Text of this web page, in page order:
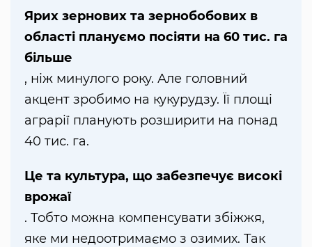
Ярих зернових та зернобобових в
області плануємо посіяти на 60 тис. га
більше
, ніж минулого року. Але головний
акцент зробимо на кукурудзу. Її площі
аграрії планують розширити на понад
40 тис. га.
Це та культура, що забезпечує високі
врожаї
. Тобто можна компенсувати збіжжя,
яке ми недоотримаємо з озимих. Так